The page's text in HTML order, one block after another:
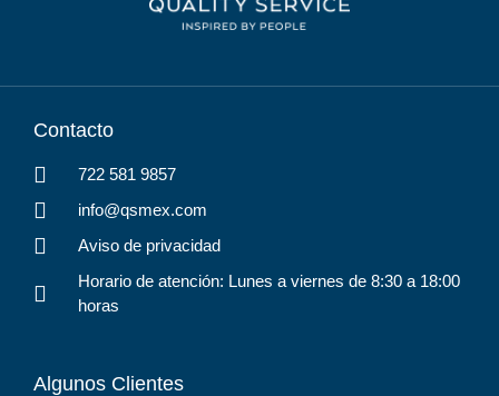
Contacto
722 581 9857
info@qsmex.com
Aviso de privacidad
Horario de atención: Lunes a viernes de 8:30 a 18:00
horas
Algunos Clientes